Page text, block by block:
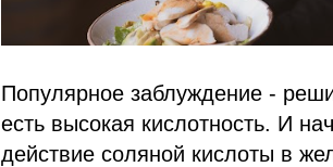
Популярное заблуждение -
есть высокая кислотность. И
действие соляной кислоты в